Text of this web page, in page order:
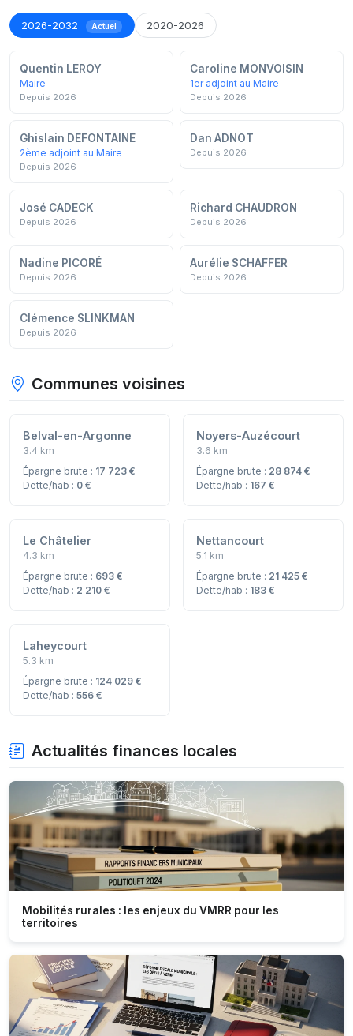
2026-2032 Actuel 2020-2026
Quentin LEROY
Maire
Depuis 2026
Caroline MONVOISIN
1er adjoint au Maire
Depuis 2026
Ghislain DEFONTAINE
2ème adjoint au Maire
Depuis 2026
Dan ADNOT
Depuis 2026
José CADECK
Depuis 2026
Richard CHAUDRON
Depuis 2026
Nadine PICORÉ
Depuis 2026
Aurélie SCHAFFER
Depuis 2026
Clémence SLINKMAN
Depuis 2026
Communes voisines
Belval-en-Argonne
3.4 km
Épargne brute : 17 723 €
Dette/hab : 0 €
Noyers-Auzécourt
3.6 km
Épargne brute : 28 874 €
Dette/hab : 167 €
Le Châtelier
4.3 km
Épargne brute : 693 €
Dette/hab : 2 210 €
Nettancourt
5.1 km
Épargne brute : 21 425 €
Dette/hab : 183 €
Laheycourt
5.3 km
Épargne brute : 124 029 €
Dette/hab : 556 €
Actualités finances locales
Mobilités rurales : les enjeux du VMRR pour les
territoires